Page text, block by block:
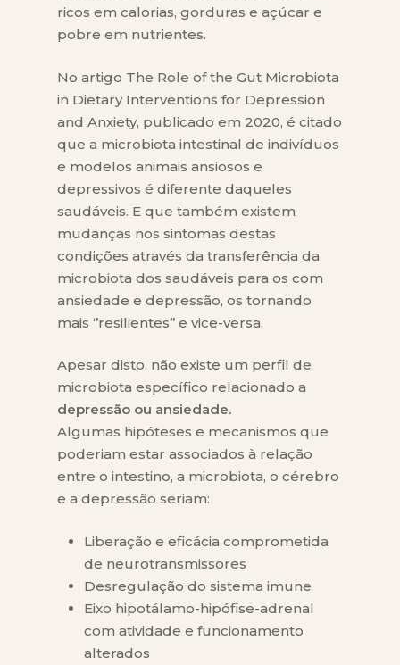
ricos em calorias, gorduras e açúcar e
pobre em nutrientes.
No artigo The Role of the Gut Microbiota
in Dietary Interventions for Depression
and Anxiety, publicado em 2020, é citado
que a microbiota intestinal de indivíduos
e modelos animais ansiosos e
depressivos é diferente daqueles
saudáveis. E que também existem
mudanças nos sintomas destas
condições através da transferência da
microbiota dos saudáveis para os com
ansiedade e depressão, os tornando
mais ‘’resilientes’’ e vice-versa.
Apesar disto, não existe um perfil de
microbiota específico relacionado a
depressão ou ansiedade.
Algumas hipóteses e mecanismos que
poderiam estar associados à relação
entre o intestino, a microbiota, o cérebro
e a depressão seriam:
Liberação e eficácia comprometida
de neurotransmissores
Desregulação do sistema imune
Eixo hipotálamo-hipófise-adrenal
com atividade e funcionamento
alterados